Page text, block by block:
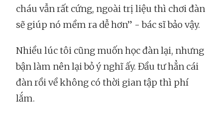
cháu vẫn rất cứng, ngoài trị liệu thì chơi đàn
sẽ giúp nó mềm ra dễ hơn” - bác sĩ bảo vậy.
Nhiều lúc tôi cũng muốn học đàn lại, nhưng
bận làm nên lại bỏ ý nghĩ ấy. Đầu tư hẳn cái
đàn rồi về không có thời gian tập thì phí
lắm.